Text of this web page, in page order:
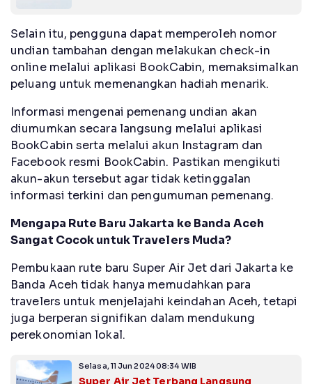
Selain itu, pengguna dapat memperoleh nomor
undian tambahan dengan melakukan check-in
online melalui aplikasi BookCabin, memaksimalkan
peluang untuk memenangkan hadiah menarik.
Informasi mengenai pemenang undian akan
diumumkan secara langsung melalui aplikasi
BookCabin serta melalui akun Instagram dan
Facebook resmi BookCabin. Pastikan mengikuti
akun-akun tersebut agar tidak ketinggalan
informasi terkini dan pengumuman pemenang.
Mengapa Rute Baru Jakarta ke Banda Aceh
Sangat Cocok untuk Travelers Muda?
Pembukaan rute baru Super Air Jet dari Jakarta ke
Banda Aceh tidak hanya memudahkan para
travelers untuk menjelajahi keindahan Aceh, tetapi
juga berperan signifikan dalam mendukung
perekonomian lokal.
Selasa, 11 Jun 2024 08:34 WIB
Super Air Jet Terbang Langsung